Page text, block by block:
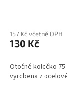
157 Kč včetně DPH
130 Kč
Otočné kolečko
vyrobena z